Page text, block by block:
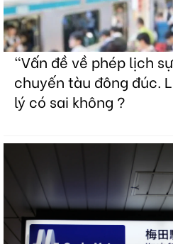
"Vấn đề về phép lịch
chuyến tàu đông đúc.
lý có sai không ?